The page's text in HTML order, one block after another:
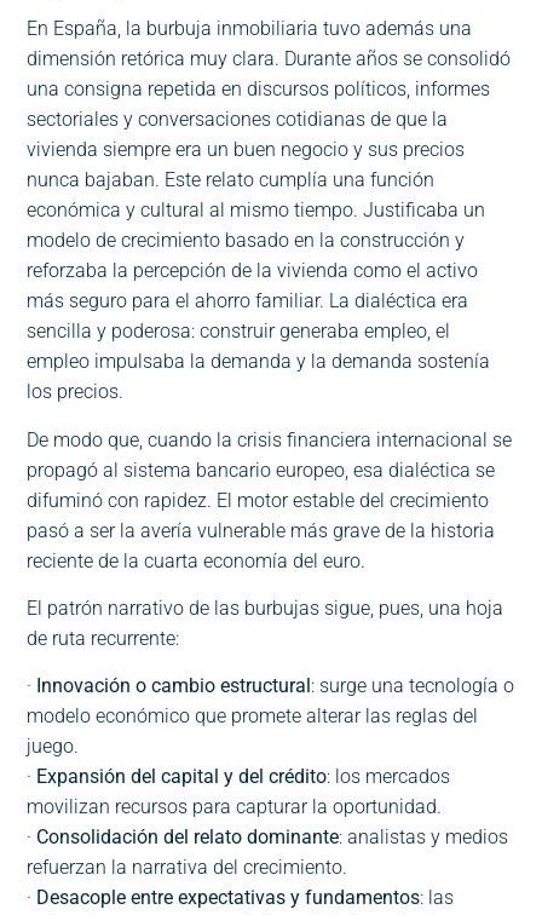
En España, la burbuja inmobiliaria tuvo además una
dimensión retórica muy clara. Durante años se consolidó
una consigna repetida en discursos políticos, informes
sectoriales y conversaciones cotidianas de que la
vivienda siempre era un buen negocio y sus precios
nunca bajaban. Este relato cumplía una función
económica y cultural al mismo tiempo. Justificaba un
modelo de crecimiento basado en la construcción y
reforzaba la percepción de la vivienda como el activo
más seguro para el ahorro familiar. La dialéctica era
sencilla y poderosa: construir generaba empleo, el
empleo impulsaba la demanda y la demanda sostenía
los precios.
De modo que, cuando la crisis financiera internacional se
propagó al sistema bancario europeo, esa dialéctica se
difuminó con rapidez. El motor estable del crecimiento
pasó a ser la avería vulnerable más grave de la historia
reciente de la cuarta economía del euro.
El patrón narrativo de las burbujas sigue, pues, una hoja
de ruta recurrente:
· Innovación o cambio estructural : surge una tecnología o
modelo económico que promete alterar las reglas del
juego.
· Expansión del capital y del crédito: los mercados
movilizan recursos para capturar la oportunidad.
· Consolidación del relato dominante: analistas y medios
refuerzan la narrativa del crecimiento.
· Desacople entre expectativas y fundamentos: las